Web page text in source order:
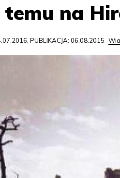
na
PUBLIKACJA: 06.08.2015